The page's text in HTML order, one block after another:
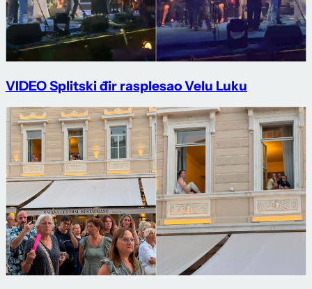
VIDEO Splitski đir rasplesao Velu Luku